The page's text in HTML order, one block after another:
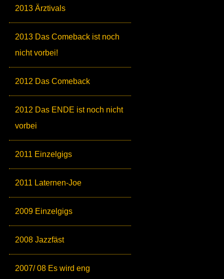
2013 Ärztivals
2013 Das Comeback ist noch
nicht vorbei!
2012 Das Comeback
2012 Das ENDE ist noch nicht
vorbei
2011 Einzelgigs
2011 Laternen-Joe
2009 Einzelgigs
2008 Jazzfäst
2007/ 08 Es wird eng